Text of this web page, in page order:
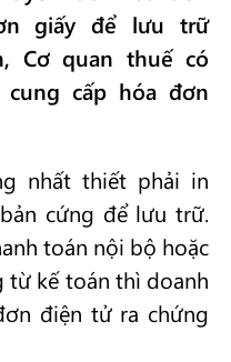
giấy để lưu trữ
Cơ quan thuế có
cấp hóa đơn
nhất thiết phải in
cứng để lưu trữ.
toán nội bộ hoặc
từ kế toán thì doanh
điện tử ra chứng